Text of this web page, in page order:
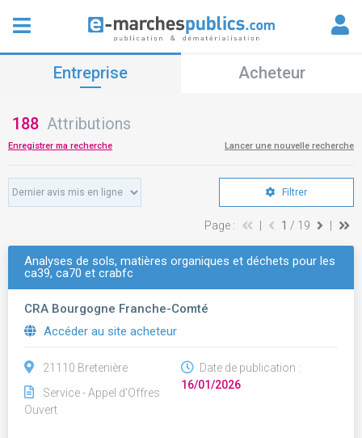
Entreprise Acheteur
188 Attributions
Enregistrer ma recherche Lancer une nouvelle recherche
Filtrer
Page : 1 / 19
Analyses de sols, matières organiques et déchets pour les
ca39, ca70 et crabfc
CRA Bourgogne Franche-Comté
Accéder au site acheteur
21110 Bretenière
Service - Appel d'Offres
Ouvert
Date de publication :
16/01/2026